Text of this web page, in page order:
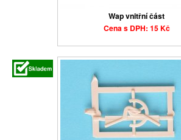
Wap vnitřní část
Cena s DPH: 15 Kč